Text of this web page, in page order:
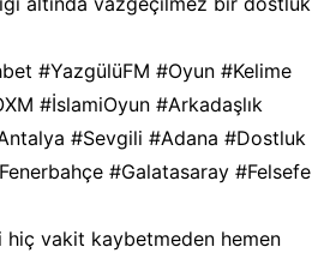
#YazgülüFM #Oyun #Kelime
#İslamiOyun #Arkadaşlık
#Sevgili #Adana #Dostluk
#Galatasaray #Felsefe
vakit kaybetmeden hemen